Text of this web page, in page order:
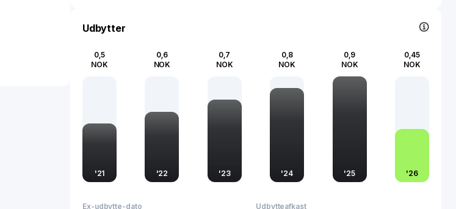
Udbytter
0,5
NOK
'21
0,6
NOK
'22
0,7
NOK
'23
0,8
NOK
'24
0,9
NOK
'25
0,45
NOK
'26
Ex-udbytte-dato
Udbytteafkast